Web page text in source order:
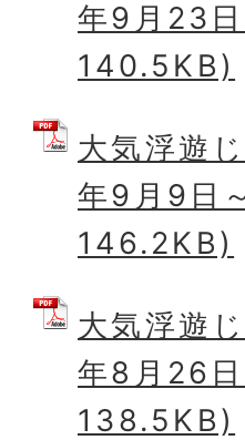
年9月23
140.5KB)
大気浮遊
年9月9日
146.2KB)
大気浮遊
年8月26
138.5KB)